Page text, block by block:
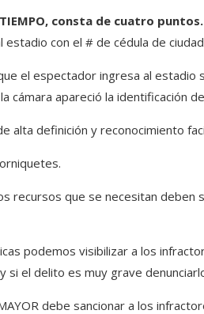
consta de cuatro puntos.
con el # de cédula de
el espectador ingresa al estadio
cámara apareció la identificación
alta definición y reconocimiento
recursos que se necesitan deben
podemos visibilizar a los
el delito es muy grave
debe sancionar a los